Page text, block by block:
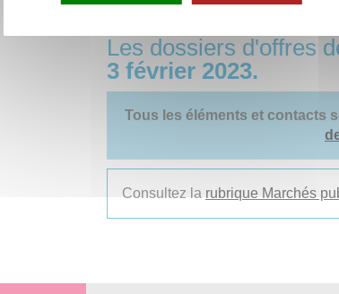
Modalités de la
Les dossiers d'offres
3 février 2023.
Tous les éléments et contacts
Consultez la rubrique Marchés